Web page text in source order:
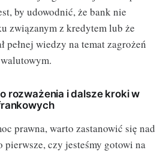
by udowodnić, że bank nie
związanym z kredytem lub że
pełnej wiedzy na temat zagrożeń
rozważenia i dalsze kroki w
prawna, warto zastanowić się nad
pierwsze, czy jesteśmy gotowi na